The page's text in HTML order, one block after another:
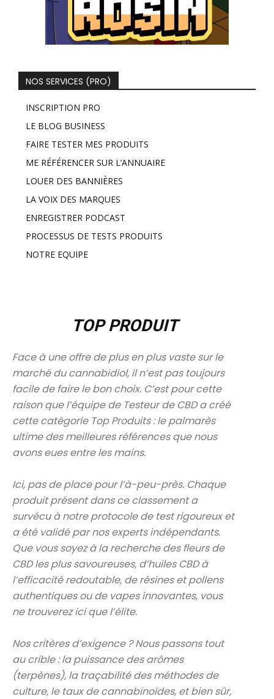
NOS SERVICES (PRO)
INSCRIPTION PRO
LE BLOG BUSINESS
FAIRE TESTER MES PRODUITS
ME RÉFÉRENCER SUR L’ANNUAIRE
LOUER DES BANNIÈRES
LA VOIX DES MARQUES
ENREGISTRER PODCAST
PROCESSUS DE TESTS PRODUITS
NOTRE EQUIPE
TOP PRODUIT
Face à une offre de plus en plus vaste sur le
marché du cannabidiol, il n’est pas toujours
facile de faire le bon choix. C’est pour cette
raison que l’équipe de Testeur de CBD a créé
cette catégorie Top Produits : le palmarès
ultime des meilleures références que nous
avons eues entre les mains.
Ici, pas de place pour l’à-peu-près. Chaque
produit présent dans ce classement a
survécu à notre protocole de test rigoureux et
a été validé par nos experts indépendants.
Que vous soyez à la recherche des fleurs de
CBD les plus savoureuses, d’huiles CBD à
l’efficacité redoutable, de résines et pollens
authentiques ou de vapes innovantes, vous
ne trouverez ici que l’élite.
Nos critères d’exigence ? Nous passons tout
au crible : la puissance des arômes
(terpènes), la traçabilité des méthodes de
culture, le taux de cannabinoïdes, et bien sûr,